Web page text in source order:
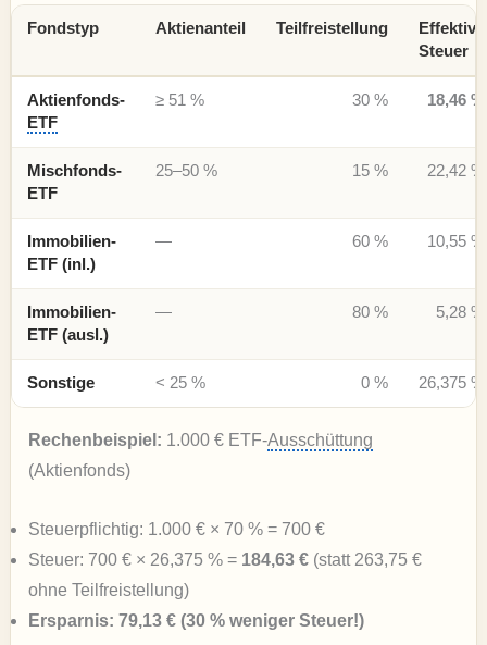
Fondstyp Aktienanteil Teilfreistellung
Effektive
Steuer
Aktienfonds-
ETF
≥ 51 % 30 % 18,46 %
Mischfonds-
ETF
25–50 % 15 % 22,42 %
Immobilien-
ETF (inl.)
— 60 % 10,55 %
Immobilien-
ETF (ausl.)
— 80 % 5,28 %
Sonstige < 25 % 0 % 26,375 %
Rechenbeispiel: 1.000 € ETF-Ausschüttung
(Aktienfonds)
Steuerpflichtig: 1.000 € × 70 % = 700 €
Steuer: 700 € × 26,375 % = 184,63 €(statt 263,75 €
ohne Teilfreistellung)
Ersparnis: 79,13 € (30 % weniger Steuer!)